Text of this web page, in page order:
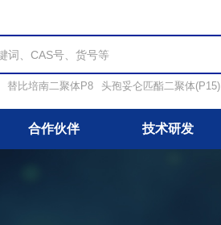
替比培南二聚体P8 头孢妥仑匹酯二聚体(P15)
合作伙伴 技术研发